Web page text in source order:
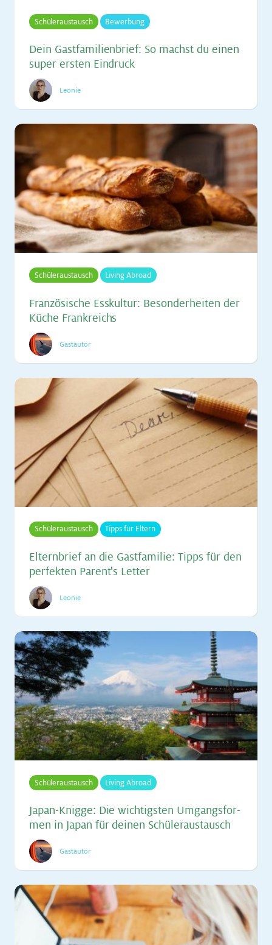
Schüleraustausch Bewerbung
Dein Gast­fa­mi­li­en­brief: So machst du ei­nen
su­per ers­ten Ein­druck
Leonie
Schüleraustausch Living Abroad
Fran­zö­si­sche Ess­kul­tur: Be­son­der­hei­ten der
Kü­che Frank­reichs
Gastautor
Schüleraustausch Tipps für Eltern
El­tern­brief an die Gast­fa­mi­lie: Tipps für den
per­fek­ten Par­en­t's Let­ter
Leonie
Schüleraustausch Living Abroad
Ja­pan-Knig­ge: Die wich­tigs­ten Um­gangs­for­
men in Ja­pan für dei­nen Schü­ler­aus­tausch
Gastautor